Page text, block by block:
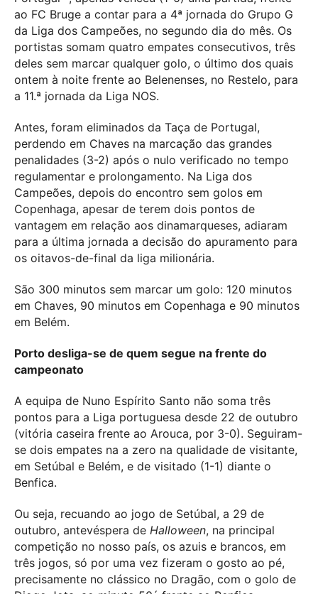
ao FC Bruge a contar para a 4ª jornada do Grupo G
da Liga dos Campeões, no segundo dia do mês. Os
portistas somam quatro empates consecutivos, três
deles sem marcar qualquer golo, o último dos quais
ontem à noite frente ao Belenenses, no Restelo, para
a 11.ª jornada da Liga NOS.
Antes, foram eliminados da Taça de Portugal,
perdendo em Chaves na marcação das grandes
penalidades (3-2) após o nulo verificado no tempo
regulamentar e prolongamento. Na Liga dos
Campeões, depois do encontro sem golos em
Copenhaga, apesar de terem dois pontos de
vantagem em relação aos dinamarqueses, adiaram
para a última jornada a decisão do apuramento para
os oitavos-de-final da liga milionária.
São 300 minutos sem marcar um golo: 120 minutos
em Chaves, 90 minutos em Copenhaga e 90 minutos
em Belém.
Porto desliga-se de quem segue na frente do
campeonato
A equipa de Nuno Espírito Santo não soma três
pontos para a Liga portuguesa desde 22 de outubro
(vitória caseira frente ao Arouca, por 3-0). Seguiram-
se dois empates na a zero na qualidade de visitante,
em Setúbal e Belém, e de visitado (1-1) diante o
Benfica.
Ou seja, recuando ao jogo de Setúbal, a 29 de
outubro, antevéspera de Halloween, na principal
competição no nosso país, os azuis e brancos, em
três jogos, só por uma vez fizeram o gosto ao pé,
precisamente no clássico no Dragão, com o golo de